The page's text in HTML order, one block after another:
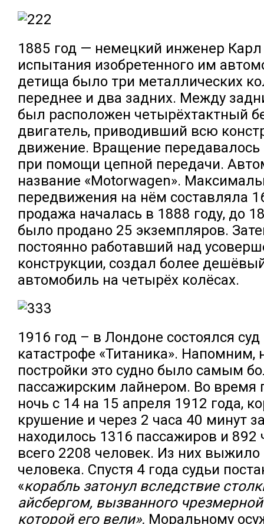
1885 год — немецкий инженер
испытания изобретенного им
детища было три металлических
переднее и два задних. Между
был расположен четырёхтактный
двигатель, приводивший всю
движение. Вращение
при помощи цепной передачи.
название «Motorwagen».
передвижения на нём составляла
продажа началась в 1888 году, до
было продано 25 экземпляров.
постоянно работавший над
конструкции, создал более
автомобиль на четырёх колёсах.
1916 год – в Лондоне состоялся
катастрофе «Титаника». Напомним,
постройки это судно было самым
пассажирским лайнером. Во время
ночь с 14 на 15 апреля 1912 года,
крушение и через 2 часа 40 минут
находилось 1316 пассажиров и 892
всего 2208 человек. Из них
человека. Спустя 4 года судьи
«корабль затонул вследствие
айсбергом, вызванного
которой его вели». Моральному